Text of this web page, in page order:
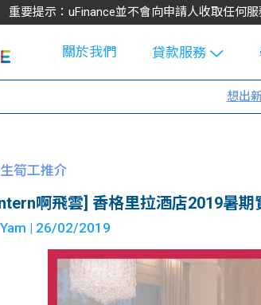
重要提示：uFinance並不會向申請人收取任何
關於我們
貸款服務
學生貸款
大學生學費
貸款計數
想出
筍工推介
啊飛雲] 香格里拉酒店2019暑
| 26/02/2019